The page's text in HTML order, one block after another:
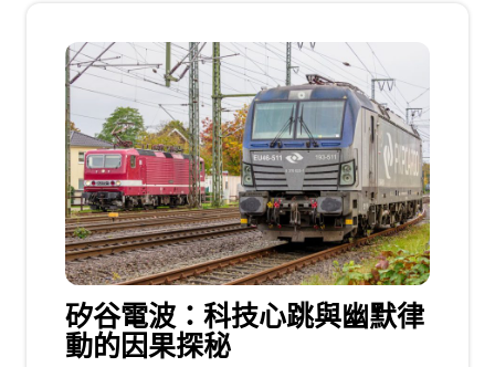
矽谷電波：科技心跳與幽默律
動的因果探秘